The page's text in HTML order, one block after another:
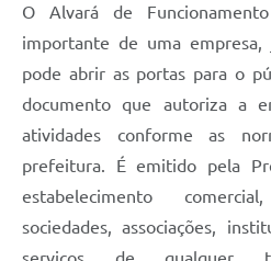
O Alvará de
importante de uma
pode abrir as portas para o
documento que autoriza a
atividades conforme as
prefeitura. É emitido pela
estabelecimento
sociedades, associações,